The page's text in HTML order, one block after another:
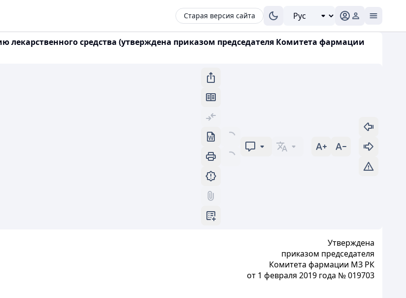
Старая версия сайта
средства (утверждена приказом председателя Комитета фармации
Утверждена
приказом председателя
Комитета фармации МЗ РК
от 1 февраля 2019 года № 019703